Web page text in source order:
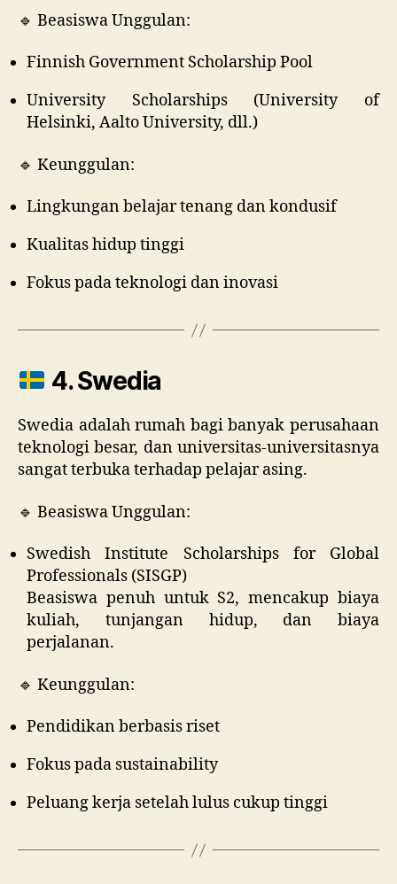
🔹 Beasiswa Unggulan:
Finnish Government Scholarship Pool
University Scholarships (University of
Helsinki, Aalto University, dll.)
🔹 Keunggulan:
Lingkungan belajar tenang dan kondusif
Kualitas hidup tinggi
Fokus pada teknologi dan inovasi
4. Swedia
Swedia adalah rumah bagi banyak perusahaan
teknologi besar, dan universitas-universitasnya
sangat terbuka terhadap pelajar asing.
🔹 Beasiswa Unggulan:
Swedish Institute Scholarships for Global
Professionals (SISGP)
Beasiswa penuh untuk S2, mencakup biaya
kuliah, tunjangan hidup, dan biaya
perjalanan.
🔹 Keunggulan:
Pendidikan berbasis riset
Fokus pada sustainability
Peluang kerja setelah lulus cukup tinggi